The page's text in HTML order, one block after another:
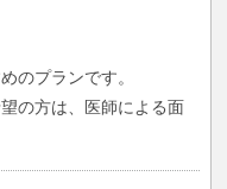
のプランです。
の方は、医師による面